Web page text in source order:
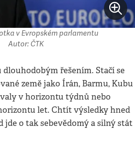
v Evropském parlamentu
Autor: ČTK
dlouhodobým řešením. Stačí se
země jako Írán, Barmu, Kubu
v horizontu týdnů nebo
let. Chtít výsledky hned
jde o tak sebevědomý a silný stát